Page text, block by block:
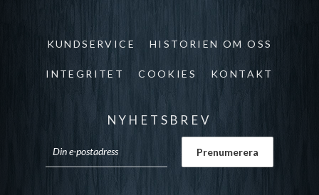
KUNDSERVICE HISTORIEN OM OSS
INTEGRITET COOKIES KONTAKT
NYHETSBREV